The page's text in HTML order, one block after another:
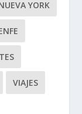
YORK
VIAJES